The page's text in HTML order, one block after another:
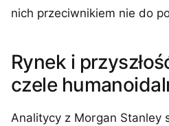
nich przeciwnikiem nie do
Rynek i
czele
Analitycy z Morgan Stanley